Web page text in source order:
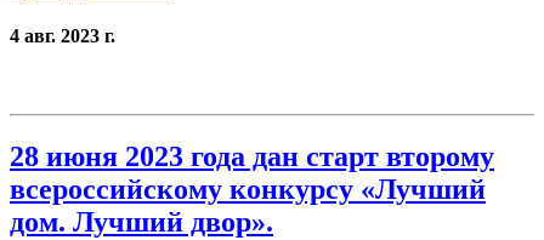
4 авг. 2023 г.
28 июня 2023 года дан старт второму
всероссийскому конкурсу «Лучший
дом. Лучший двор».